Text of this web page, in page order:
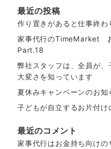
最近の投稿
作り置きがあると仕事終わ
家事代行のTimeMarket
Part.18
弊社スタッフは、全員が
大変さを知っています
夏休みキャンペーンのお知
子どもが自立するお片付け
最近のコメント
家事代行はお金持ち向けの